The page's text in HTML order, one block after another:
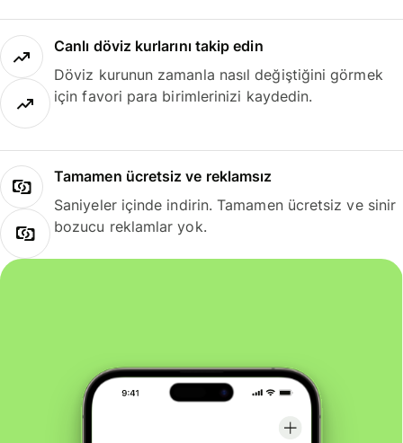
Canlı döviz kurlarını takip edin
Döviz kurunun zamanla nasıl değiştiğini görmek
için favori para birimlerinizi kaydedin.
Tamamen ücretsiz ve reklamsız
Saniyeler içinde indirin. Tamamen ücretsiz ve sinir
bozucu reklamlar yok.